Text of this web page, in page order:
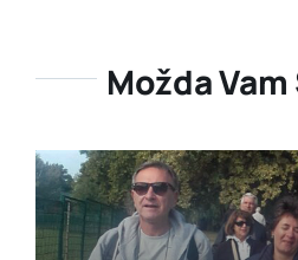
Možda